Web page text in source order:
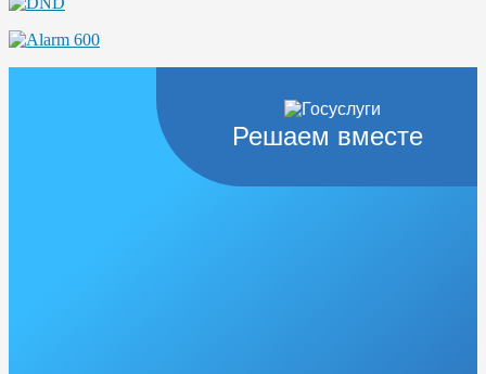
Решаем вместе